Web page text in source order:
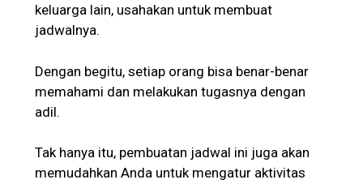
keluarga lain, usahakan untuk membuat
jadwalnya.
Dengan begitu, setiap orang bisa benar-benar
memahami dan melakukan tugasnya dengan
adil.
Tak hanya itu, pembuatan jadwal ini juga akan
memudahkan Anda untuk mengatur aktivitas